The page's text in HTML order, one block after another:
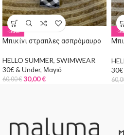
-50%
Μπικίνι στραπλες ασπρόμαυρο
HELLO SUMMER, SWIMWEAR
30€ & Under, Μαγιό
60,00€ 30,00€
-